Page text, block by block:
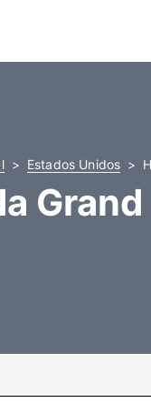
Estados Unidos